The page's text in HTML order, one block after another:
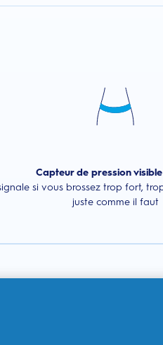
Capteur de pression
si vous brossez trop fort,
juste comme il faut